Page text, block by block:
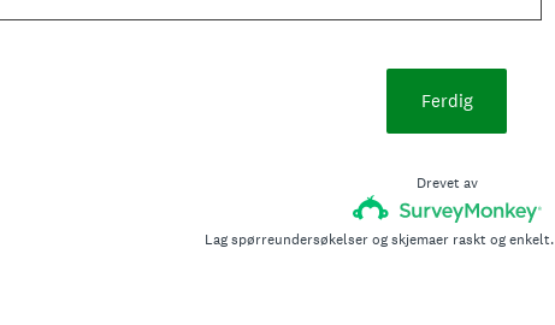
Ferdig
Drevet av
Lag spørreundersøkelser og skjemaer raskt og enkelt.